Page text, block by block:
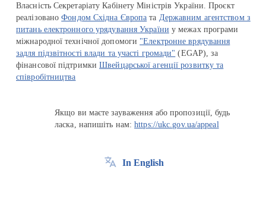
Власність Секретаріату Кабінету Міністрів України. Проєкт
реалізованоФондом Східна Європа та Державним агентством з
питань електронного урядування України у межах програми
міжнародної технічної допомоги "Електронне врядування
задля підзвітності влади та участі громади" (EGAP), за
фінансової підтримкиШвейцарської агенції розвитку та
співробітництва
Якщо ви маєте зауваження або пропозиції, будь
ласка, напишіть нам:https://ukc.gov.ua/appeal
In English